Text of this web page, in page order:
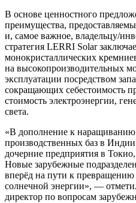
В основе ценностного
преимущества,
и, самое важное, владельцу/
стратегия LERRI Solar
монокристаллических
на высокопроизводительных
эксплуатации посредством
сокращающих себестоимость
стоимость электроэнергии,
света.
«В дополнение к
производственных баз в
дочерние предприятия в
Новые зарубежные
вперёд на пути к превращению
солнечной энергии», —
директор по вопросам